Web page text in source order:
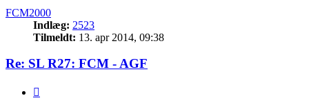
FCM2000
Indlæg: 2523
Tilmeldt: 13. apr 2014, 09:38
Re: SL R27: FCM - AGF